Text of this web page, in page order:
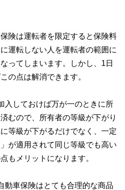
険は運転者を限定すると保険料
運転しない人を運転者の範囲に
ってしまいます。しかし、1日
の点は解消できます。
入しておけば万が一のときに所
むので、所有者の等級が下がり
等級が下がるだけでなく、一定
が適用されて同じ等級でも高い
もメリットになります。
動車保険はとても合理的な商品